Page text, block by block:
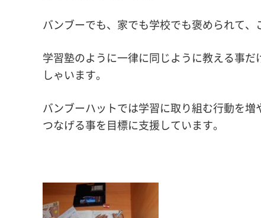
バンブーでも、家でも学校でも褒められて
学習塾のように一律に同じように教える事
しゃいます。
バンブーハットでは学習に取り組む行動を
つなげる事を目標に支援しています。